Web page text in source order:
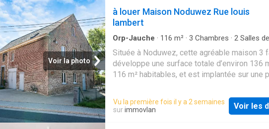
terrasse bien orientée sud-ouest, de places
parking privatives et d’un abri de jardin.
la commune d’Orp-Jauc
Voir la photo
à louer Maison Noduwez Rue louis
lambert
Orp-Jauche · 116 m² · 3 Chambres · 2 Salles
Située à Noduwez, cette agréable maison 3
développe une surface totale d’environ 136
116 m² habitables, et est implantée sur une
maison combine parfaitement fonctionnalité,
volumes confortables et cadre de vie
hall d’entrée mène vers le rez-de-chaussée
Vu la première fois il y a 2 semaines
surimmovlan Voir les